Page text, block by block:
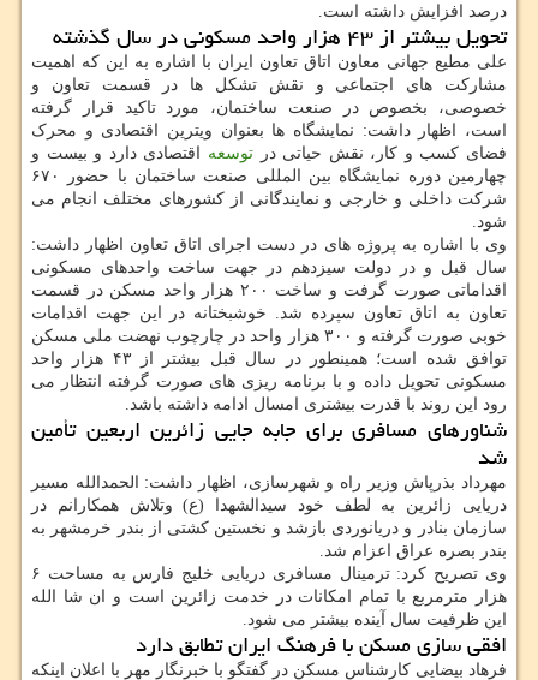
درصد افزایش داشته است.
تحویل بیشتر از ۴۳ هزار واحد مسکونی در سال گذشته
علی مطیع جهانی معاون اتاق تعاون ایران با اشاره به این که اهمیت
مشارکت های اجتماعی و نقش تشکل ها در قسمت تعاون و
خصوصی، بخصوص در صنعت ساختمان، مورد تاکید قرار گرفته
است، اظهار داشت: نمایشگاه ها بعنوان ویترین اقتصادی و محرک
فضای کسب و کار، نقش حیاتی درتوسعه اقتصادی دارد و بیست و
چهارمین دوره نمایشگاه بین المللی صنعت ساختمان با حضور ۶۷۰
شرکت داخلی و خارجی و نمایندگانی از کشورهای مختلف انجام می
شود.
وی با اشاره به پروژه های در دست اجرای اتاق تعاون اظهار داشت:
سال قبل و در دولت سیزدهم در جهت ساخت واحدهای مسکونی
اقداماتی صورت گرفت و ساخت ۲۰۰ هزار واحد مسکن در قسمت
تعاون به اتاق تعاون سپرده شد. خوشبختانه در این جهت اقدامات
خوبی صورت گرفته و ۳۰۰ هزار واحد در چارچوب نهضت ملی مسکن
توافق شده است؛ همینطور در سال قبل بیشتر از ۴۳ هزار واحد
مسکونی تحویل داده و با برنامه ریزی های صورت گرفته انتظار می
رود این روند با قدرت بیشتری امسال ادامه داشته باشد.
شناورهای مسافری برای جابه جایی زائرین اربعین تأمین
شد
مهرداد بذرپاش وزیر راه و شهرسازی، اظهار داشت: الحمدالله مسیر
دریایی زائرین به لطف خود سیدالشهدا (ع) وتلاش همکارانم در
سازمان بنادر و دریانوردی بازشد و نخستین کشتی از بندر خرمشهر به
بندر بصره عراق اعزام شد.
وی تصریح کرد: ترمینال مسافری دریایی خلیج فارس به مساحت ۶
هزار مترمربع با تمام امکانات در خدمت زائرین است و ان شا الله
این ظرفیت سال آینده بیشتر می شود.
افقی سازی مسکن با فرهنگ ایران تطابق دارد
فرهاد بیضایی کارشناس مسکن در گفتگو با خبرنگار مهر با اعلان اینکه